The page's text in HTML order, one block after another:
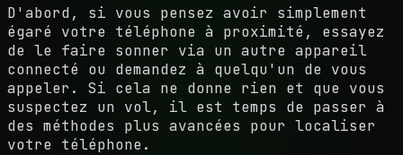
D'abord, si vous pensez avoir simplement
égaré votre téléphone à proximité, essayez
de le faire sonner via un autre appareil
connecté ou demandez à quelqu'un de vous
appeler. Si cela ne donne rien et que vous
suspectez un vol, il est temps de passer à
des méthodes plus avancées pour localiser
votre téléphone.